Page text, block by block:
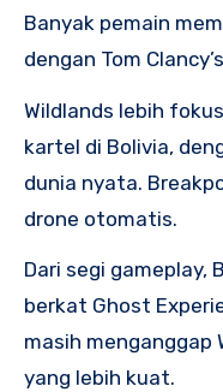
Banyak pemain
dengan Tom
Wildlands lebih
kartel di Bolivia,
dunia nyata.
drone otomatis.
Dari segi gameplay,
berkat Ghost
masih menganggap
yang lebih kuat.